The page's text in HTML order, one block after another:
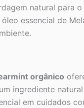
natural para
essencial de
orgânico
ingrediente
em cuidados